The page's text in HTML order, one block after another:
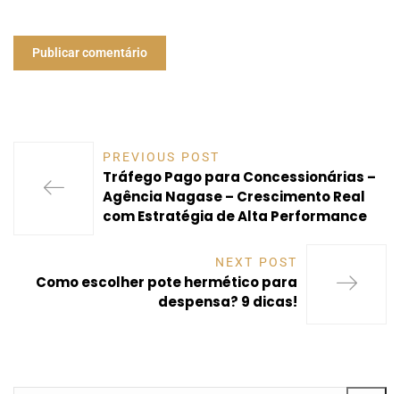
PREVIOUS POST
Tráfego Pago para Concessionárias –
Agência Nagase – Crescimento Real
com Estratégia de Alta Performance
NEXT POST
Como escolher pote hermético para
despensa? 9 dicas!